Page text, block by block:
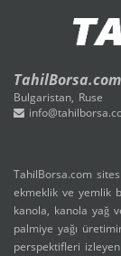
TahilBorsa.com
Bulgaristan, Ruse
TahilBorsa.com
ekmeklik ve yemlik
kanola, kanola yağ
palmiye yağı
perspektifleri